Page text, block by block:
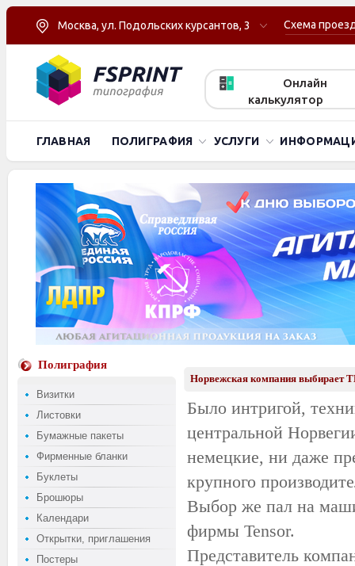
Москва, ул. Подольских курсантов, 3 Схема
Онлайн
калькулятор
ГЛАВНАЯ ПОЛИГРАФИЯ УСЛУГИ
Полиграфия
Визитки
Листовки
Бумажные пакеты
Фирменные бланки
Буклеты
Брошюры
Календари
Открытки, приглашения
Постеры
Норвежская компания выбирает
Было интригой,
центральной
немецкие, ни даже
крупного
Выбор же пал на
фирмы Tensor.
Представитель